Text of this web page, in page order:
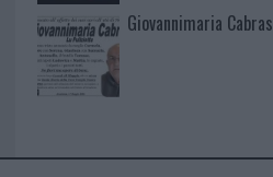
Giovannimaria Cabras